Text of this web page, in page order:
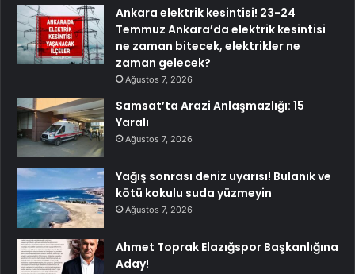
Ankara elektrik kesintisi! 23-24
Temmuz Ankara’da elektrik kesintisi
ne zaman bitecek, elektrikler ne
zaman gelecek?
Ağustos 7, 2026
Samsat’ta Arazi Anlaşmazlığı: 15
Yaralı
Ağustos 7, 2026
Yağış sonrası deniz uyarısı! Bulanık ve
kötü kokulu suda yüzmeyin
Ağustos 7, 2026
Ahmet Toprak Elazığspor Başkanlığına
Aday!